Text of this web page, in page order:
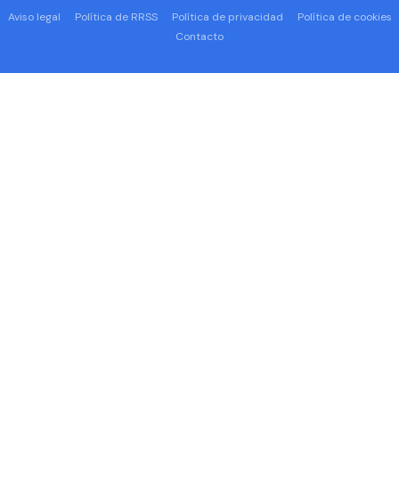
Aviso legal Política de RRSS Política de privacidad
Política de cookies
Contacto